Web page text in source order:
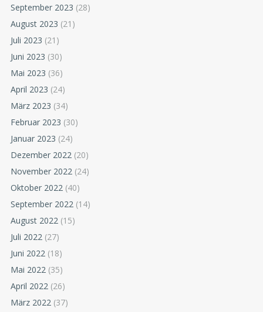
September 2023 (28)
August 2023 (21)
Juli 2023 (21)
Juni 2023 (30)
Mai 2023 (36)
April 2023 (24)
März 2023 (34)
Februar 2023 (30)
Januar 2023 (24)
Dezember 2022 (20)
November 2022 (24)
Oktober 2022 (40)
September 2022 (14)
August 2022 (15)
Juli 2022 (27)
Juni 2022 (18)
Mai 2022 (35)
April 2022 (26)
März 2022 (37)